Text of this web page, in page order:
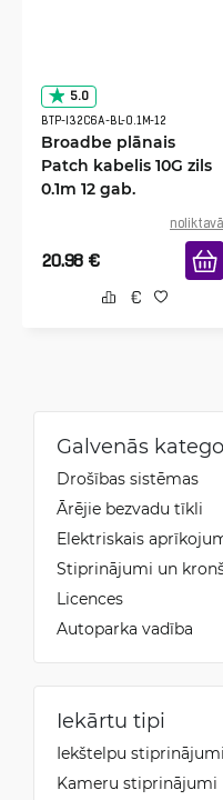
5.0
BTP-I32C6A-BL-0.1M-12
Broadbe plānais
Patch kabelis 10G zils
0.1m 12 gab.
noliktavā
20.98 €
Galvenās
Drošības sistēmas
Ārējie bezvadu tīkli
Elektriskais
Stiprinājumi un
Licences
Autoparka vadība
Iekārtu tipi
Iekštelpu stiprinājumi
Kameru stiprinājumi